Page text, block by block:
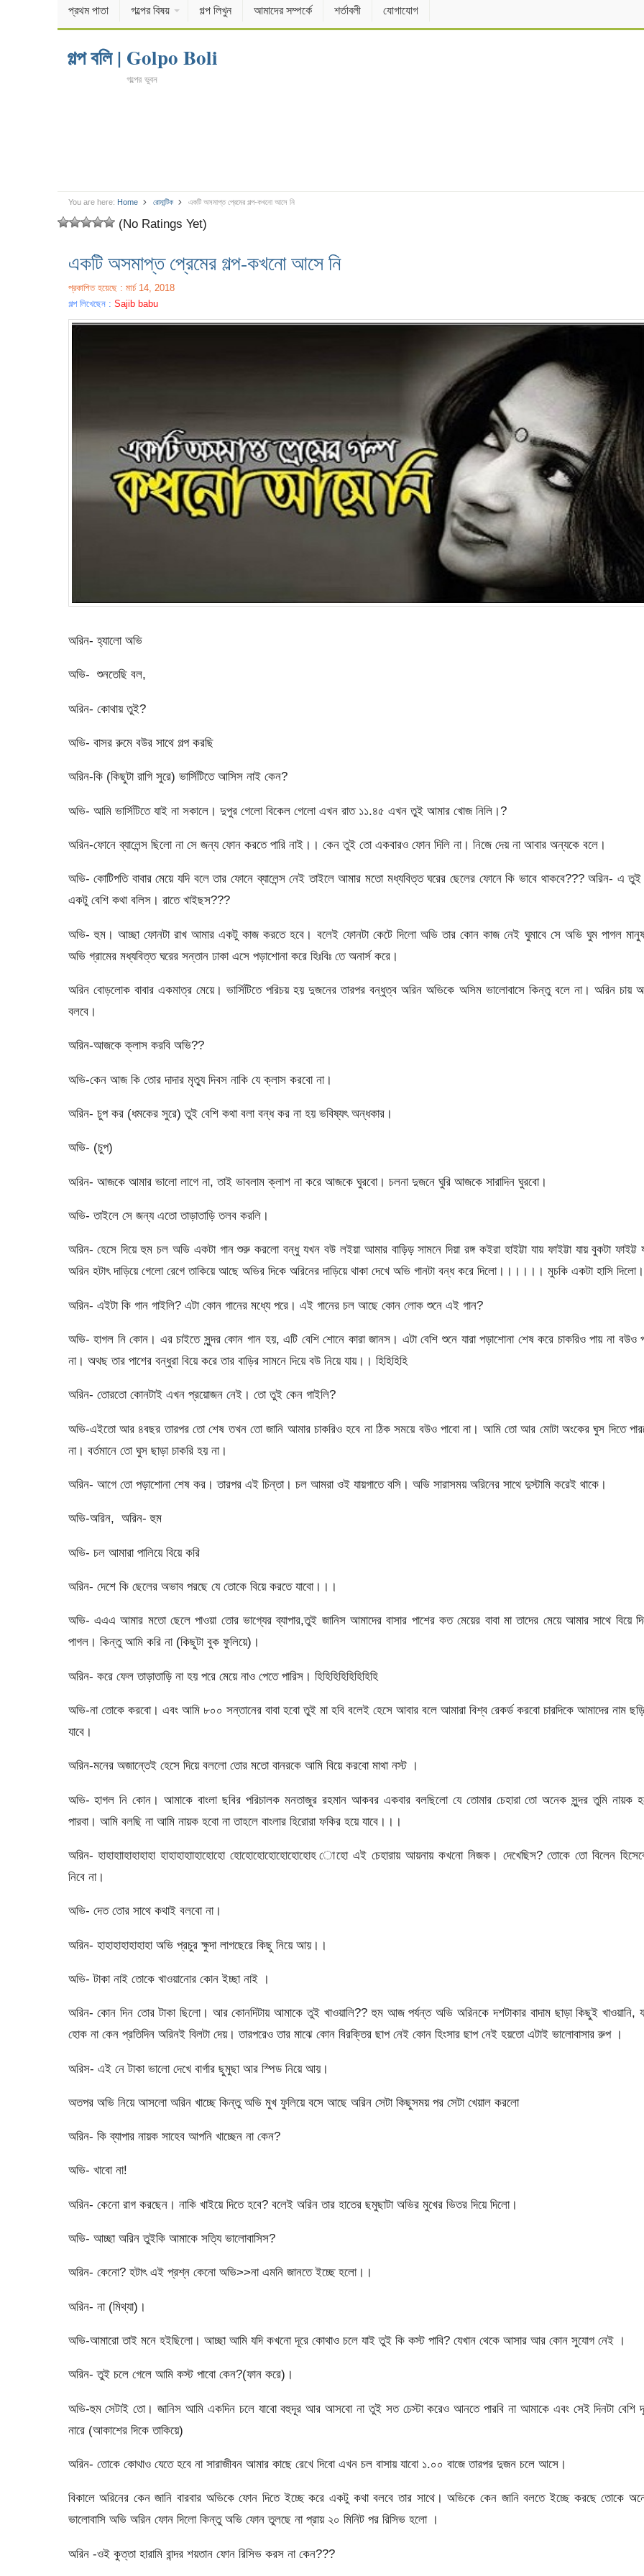
প্রথম পাতা গল্পের বিষয় গল্প লিখুন আমাদের সম্পর্কে শর্তাবলী যোগাযোগ
গল্প বলি | Golpo Boli
গল্পের ভুবন
You are here: Home রোমান্টিক একটি অসমাপ্ত প্রেমের গল্প-কখনো আসে নি
(No Ratings Yet)
একটি অসমাপ্ত প্রেমের গল্প-কখনো আসে নি
প্রকাশিত হয়েছে : মার্চ 14, 2018
গল্প লিখেছেন : Sajib babu
অরিন- হ্যালো অভি
অভি- শুনতেছি বল,
অরিন- কোথায় তুই?
অভি- বাসর রুমে বউর সাথে গল্প করছি
অরিন-কি (কিছুটা রাগি সুরে) ভার্সিটিতে আসিস নাই কেন?
অভি- আমি ভার্সিটিতে যাই না সকালে। দুপুর গেলো বিকেল গেলো এখন রাত ১১.৪৫ এখন তুই আমার খোজ নিলি।?
অরিন-ফোনে ব্যালেন্স ছিলো না সে জন্য ফোন করতে পারি নাই।। কেন তুই তো একবারও ফোন দিলি না। নিজে দেয় না আবার অন্যকে বলে।
অভি- কোটিপতি বাবার মেয়ে যদি বলে তার ফোনে ব্যালেন্স নেই তাইলে আমার মতো মধ্যবিত্ত ঘরের ছেলের ফোনে কি ভাবে থাকবে??? অরিন- এ তুই
একটু বেশি কথা বলিস। রাতে খাইছস???
অভি- হুম। আচ্ছা ফোনটা রাখ আমার একটু কাজ করতে হবে। বলেই ফোনটা কেটে দিলো অভি তার কোন কাজ নেই ঘুমাবে সে অভি ঘুম পাগল
অভি গ্রামের মধ্যবিত্ত ঘরের সন্তান ঢাকা এসে পড়াশোনা করে হিঃবিঃ তে অনার্স করে।
অরিন বোড়লোক বাবার একমাত্র মেয়ে। ভার্সিটিতে পরিচয় হয় দুজনের তারপর বন্ধুত্ব অরিন অভিকে অসিম ভালোবাসে কিন্তু বলে না। অরিন চায়
বলবে।
অরিন-আজকে ক্লাস করবি অভি??
অভি-কেন আজ কি তোর দাদার মৃত্যু দিবস নাকি যে ক্লাস করবো না।
অরিন- চুপ কর (ধমকের সুরে) তুই বেশি কথা বলা বন্ধ কর না হয় ভবিষ্যৎ অন্ধকার।
অভি- (চুপ)
অরিন- আজকে আমার ভালো লাগে না, তাই ভাবলাম ক্লাশ না করে আজকে ঘুরবো। চলনা দুজনে ঘুরি আজকে সারাদিন ঘুরবো।
অভি- তাইলে সে জন্য এতো তাড়াতাড়ি তলব করলি।
অরিন- হেসে দিয়ে হুম চল অভি একটা গান শুরু করলো বন্ধু যখন বউ লইয়া আমার বাড়িড় সামনে দিয়া রঙ্গ কইরা হাইট্টা যায় ফাইট্টা যায় বুকটা ফাইট্ট
অরিন হটাৎ দাড়িয়ে গেলো রেগে তাকিয়ে আছে অভির দিকে অরিনের দাড়িয়ে থাকা দেখে অভি গানটা বন্ধ করে দিলো।।।।।। মুচকি একটা হাসি দিলো।
অরিন- এইটা কি গান গাইলি? এটা কোন গানের মধ্যে পরে। এই গানের চল আছে কোন লোক শুনে এই গান?
অভি- হাগল নি কোন। এর চাইতে সুন্দর কোন গান হয়, এটি বেশি শোনে কারা জানস। এটা বেশি শুনে যারা পড়াশোনা শেষ করে চাকরিও পায় না বউও
না। অথছ তার পাশের বন্ধুরা বিয়ে করে তার বাড়ির সামনে দিয়ে বউ নিয়ে যায়।। হিহিহিহি
অরিন- তোরতো কোনটাই এখন প্রয়োজন নেই। তো তুই কেন গাইলি?
অভি-এইতো আর ৪বছর তারপর তো শেষ তখন তো জানি আমার চাকরিও হবে না ঠিক সময়ে বউও পাবো না। আমি তো আর মোটা অংকের ঘুস দিতে
না। বর্তমানে তো ঘুস ছাড়া চাকরি হয় না।
অরিন- আগে তো পড়াশোনা শেষ কর। তারপর এই চিন্তা। চল আমরা ওই যায়গাতে বসি। অভি সারাসময় অরিনের সাথে দুস্টামি করেই থাকে।
অভি-অরিন, অরিন- হুম
অভি- চল আমারা পালিয়ে বিয়ে করি
অরিন- দেশে কি ছেলের অভাব পরছে যে তোকে বিয়ে করতে যাবো।।।
অভি- এএএ আমার মতো ছেলে পাওয়া তোর ভাগ্যের ব্যাপার,তুই জানিস আমাদের বাসার পাশের কত মেয়ের বাবা মা তাদের মেয়ে আমার সাথে বিয়ে
পাগল। কিন্তু আমি করি না (কিছুটা বুক ফুলিয়ে)।
অরিন- করে ফেল তাড়াতাড়ি না হয় পরে মেয়ে নাও পেতে পারিস। হিহিহিহিহিহিহিহি
অভি-না তোকে করবো। এবং আমি ৮০০ সন্তানের বাবা হবো তুই মা হবি বলেই হেসে আবার বলে আমারা বিশ্ব রেকর্ড করবো চারদিকে আমাদের নাম
যাবে।
অরিন-মনের অজান্তেই হেসে দিয়ে বললো তোর মতো বানরকে আমি বিয়ে করবো মাথা নস্ট ।
অভি- হাগল নি কোন। আমাকে বাংলা ছবির পরিচালক মনতাজুর রহমান আকবর একবার বলছিলো যে তোমার চেহারা তো অনেক সুন্দর তুমি নায়ক
পারবা। আমি বলছি না আমি নায়ক হবো না তাহলে বাংলার হিরোরা ফকির হয়ে যাবে।।।
অরিন- হাহাহাাহাহাহাহা হাহাহাহাাহাহোহো হোহোহোহোহোহোহোহ োহো এই চেহারায় আয়নায় কখনো নিজক। দেখেছিস? তোকে তো বিলেন
নিবে না।
অভি- দেত তোর সাথে কথাই বলবো না।
অরিন- হাহাহাহাহাহাহা অভি প্রচুর ক্ষুদা লাগছেরে কিছু নিয়ে আয়।।
অভি- টাকা নাই তোকে খাওয়ানোর কোন ইচ্ছা নাই ।
অরিন- কোন দিন তোর টাকা ছিলো। আর কোনদিটায় আমাকে তুই খাওয়ালি?? হুম আজ পর্যন্ত অভি অরিনকে দশটাকার বাদাম ছাড়া কিছুই খাওয়ানি,
হোক না কেন প্রতিদিন অরিনই বিলটা দেয়। তারপরেও তার মাঝে কোন বিরক্তির ছাপ নেই কোন হিংসার ছাপ নেই হয়তো এটাই ভালোবাসার রুপ ।
অরিস- এই নে টাকা ভালো দেখে বার্গার ছুমুছা আর স্পিড নিয়ে আয়।
অতপর অভি নিয়ে আসলো অরিন খাচ্ছে কিন্তু অভি মুখ ফুলিয়ে বসে আছে অরিন সেটা কিছুসময় পর সেটা খেয়াল করলো
অরিন- কি ব্যাপার নায়ক সাহেব আপনি খাচ্ছেন না কেন?
অভি- খাবো না!
অরিন- কেনো রাগ করছেন। নাকি খাইয়ে দিতে হবে? বলেই অরিন তার হাতের ছমুছাটা অভির মুখের ভিতর দিয়ে দিলো।
অভি- আচ্ছা অরিন তুইকি আমাকে সত্যি ভালোবাসিস?
অরিন- কেনো? হটাৎ এই প্রশ্ন কেনো অভি>>না এমনি জানতে ইচ্ছে হলো।।
অরিন- না (মিথ্যা)।
অভি-আমারো তাই মনে হইছিলো। আচ্ছা আমি যদি কখনো দূরে কোথাও চলে যাই তুই কি কস্ট পাবি? যেখান থেকে আসার আর কোন সুযোগ নেই ।
অরিন- তুই চলে গেলে আমি কস্ট পাবো কেন?(ফান করে)।
অভি-হুম সেটাই তো। জানিস আমি একদিন চলে যাবো বহুদূর আর আসবো না তুই সত চেস্টা করেও আনতে পারবি না আমাকে এবং সেই দিনটা বেশি
নারে (আকাশের দিকে তাকিয়ে)
অরিন- তোকে কোথাও যেতে হবে না সারাজীবন আমার কাছে রেখে দিবো এখন চল বাসায় যাবো ১.০০ বাজে তারপর দুজন চলে আসে।
বিকালে অরিনের কেন জানি বারবার অভিকে ফোন দিতে ইচ্ছে করে একটু কথা বলবে তার সাথে। অভিকে কেন জানি বলতে ইচ্ছে করছে তোকে
ভালোবাসি অভি অরিন ফোন দিলো কিন্তু অভি ফোন তুলছে না প্রায় ২০ মিনিট পর রিসিভ হলো ।
অরিন -ওই কুত্তা হারামি বান্দর শয়তান ফোন রিসিভ করস না কেন???